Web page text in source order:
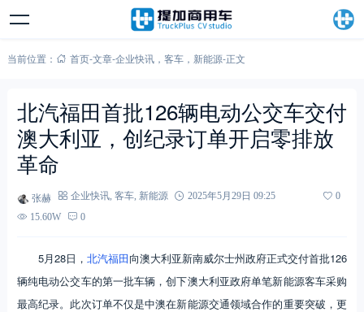
当前位置： 首页-文章-企业快讯， 客车， 新能源-正文
北汽福田首批126辆电动公交车交付
澳大利亚，创纪录订单开启零排放
革命
张赫 企业快讯, 客车, 新能源 2025年5月29日 09:25
0
15.60W
0
5月28日， 北汽福田向澳大利亚新南威尔士州政府正式交付首批126
辆纯电动公交车的第一批车辆，创下澳大利亚政府单笔新能源客车采购
最高纪录。此次订单不仅是中澳在新能源交通领域合作的重要突破，更